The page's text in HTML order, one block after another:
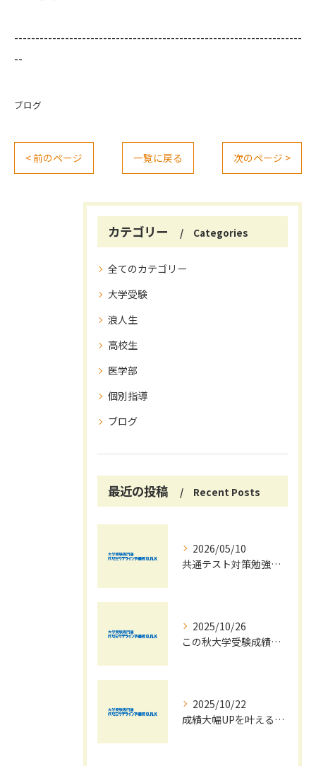
--------------------------------------------------------------------
--
ブログ
< 前のページ 一覧に戻る 次のページ >
カテゴリー Categories
全てのカテゴリー
大学受験
浪人生
高校生
医学部
個別指導
ブログ
最近の投稿 Recent Posts
2026/05/10
共通テスト対策勉強は早めに始めましょう！
2025/10/26
この秋大学受験成績大幅UPの秘訣
2025/10/22
成績大幅UPを叶える秋の効率学習法